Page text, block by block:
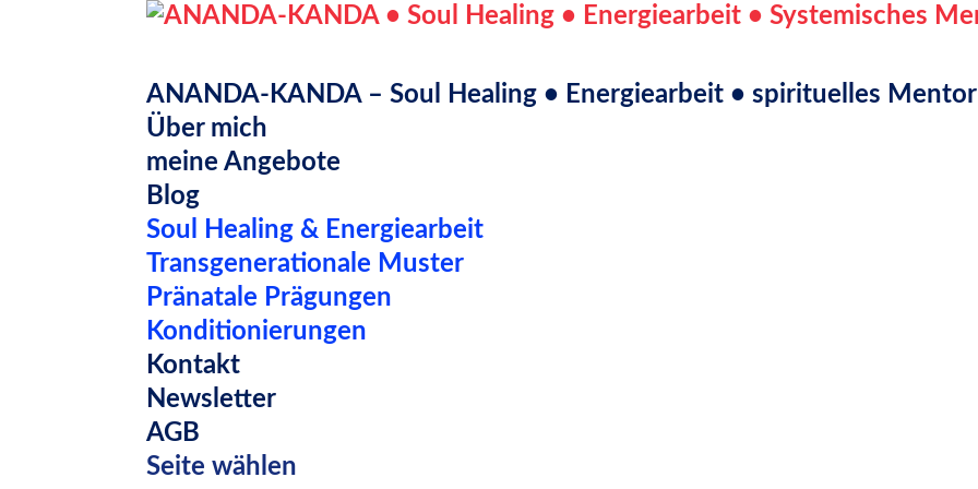
ANANDA-KANDA – Soul Healing • Energiearbeit • spirituelles
Über mich
meine Angebote
Blog
Soul Healing & Energiearbeit
Transgenerationale Muster
Pränatale Prägungen
Konditionierungen
Kontakt
Newsletter
AGB
Seite wählen